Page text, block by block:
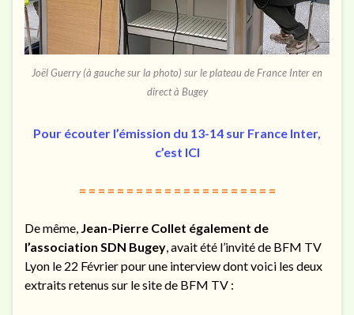
Joël Guerry (à gauche sur la photo) sur le plateau de France Inter en
direct à Bugey
Pour écouter l’émission du 13-14 sur France Inter,
c’est ICI
= = = = = = = = = = = = = = = = = = = = =
De même, Jean-Pierre Collet également de
l’association SDN Bugey , avait été l’invité de BFM TV
Lyon le 22 Février pour une interview dont voici les deux
extraits retenus sur le site de BFM TV :